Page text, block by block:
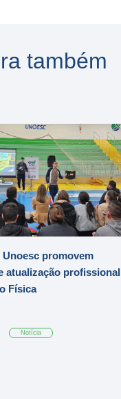
também
Unoesc promovem
atualização profissional
Física
Notícia